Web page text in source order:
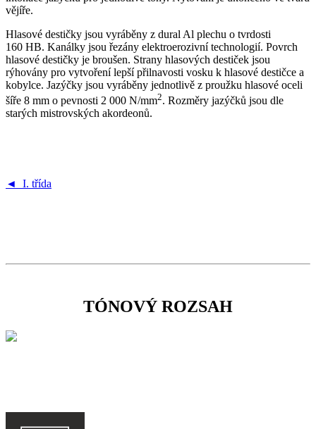
vějíře.
Hlasové destičky jsou vyráběny z dural Al plechu o tvrdosti
160 HB. Kanálky jsou řezány elektroerozivní technologií. Povrch
hlasové destičky je broušen. Strany hlasových destiček jsou
rýhovány pro vytvoření lepší přilnavosti vosku k hlasové destičce a
kobylce. Jazýčky jsou vyráběny jednotlivě z proužku hlasové oceli
šíře 8 mm o pevnosti 2 000 N/mm2. Rozměry jazýčků jsou dle
starých mistrovských akordeonů.
◄ I. třída
TÓNOVÝ ROZSAH